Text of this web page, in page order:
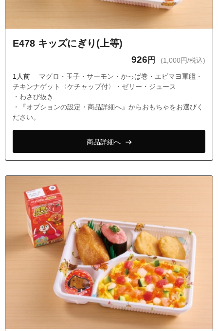
E478 キッズにぎり(上等)
926 円 (1,000円/税込)
1人前
マグロ・玉子・サーモン・かっぱ巻・エビマヨ軍艦・
チキンナゲット〈ケチャップ付〉・ゼリー・ジュース
・わさび抜き
・『オプションの設定・商品詳細へ』からおもちゃをお選びく
ださい。
商品詳細へ